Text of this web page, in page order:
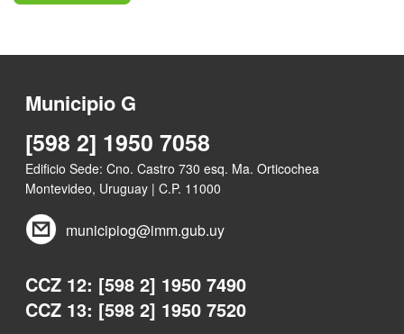
Municipio G
[598 2] 1950 7058
Edificio Sede: Cno. Castro 730 esq. Ma. Orticochea
Montevideo, Uruguay | C.P. 11000
municipiog@imm.gub.uy
CCZ 12: [598 2] 1950 7490
CCZ 13: [598 2] 1950 7520